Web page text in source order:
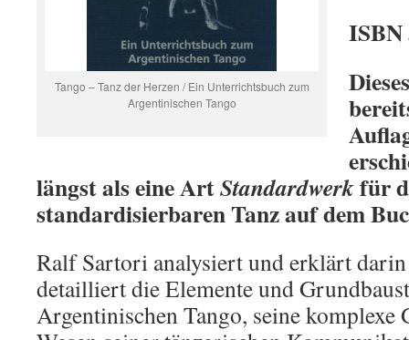
Tango – Tanz der Herzen / Ein Unterrichtsbuch zum
Argentinischen Tango
ISBN
längst als eine ArtStandardwerkfür
standardisierbaren Tanz auf dem
Ralf Sartori analysiert und erklärt
detailliert die Elemente und
Argentinischen Tango, seine komplexe